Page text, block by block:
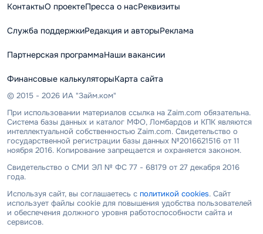
КонтактыО проектеПресса о насРеквизиты
Служба поддержкиРедакция и авторыРеклама
Партнерская программаНаши вакансии
Финансовые калькуляторыКарта сайта
© 2015 - 2026 ИА "Займ.ком"
При использовании материалов ссылка на Zaim.com обязательна.
Система базы данных и каталог МФО, Ломбардов и КПК являются
интеллектуальной собственностью Zaim.com. Свидетельство о
государственной регистрации базы данных №2016621516 от 11
ноября 2016. Копирование запрещается и охраняется законом.
Свидетельство о СМИ ЭЛ № ФС 77 - 68179 от 27 декабря 2016
года.
Используя сайт, вы соглашаетесь с политикой cookies. Сайт
использует файлы cookie для повышения удобства пользователей
и обеспечения должного уровня работоспособности сайта и
сервисов.